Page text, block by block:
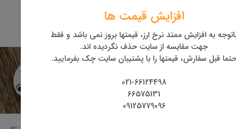
افزایش قیمت ها
به افزایش ممتد نرخ ارز، قیمتها بروز نمی باشد و فقط
جهت مقایسه از سایت حذف نگردیده اند.
قبل سفارش، قیمتها را با پشتیبان سایت چک بفرمایید.
021-66124498
66575131
09125779096